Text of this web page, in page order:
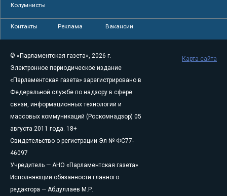
Колумнисты
Контакты Реклама Вакансии
© «Парламентская газета», 2026 г.
Электронное периодическое издание
«Парламентская газета» зарегистрировано в
Федеральной службе по надзору в сфере
связи, информационных технологий и
массовых коммуникаций (Роскомнадзор) 05
августа 2011 года. 18+
Свидетельство о регистрации Эл № ФС77-
46097
Учредитель — АНО «Парламентская газета»
Исполняющий обязанности главного
редактора — Абдуллаев М.Р.
Карта сайта